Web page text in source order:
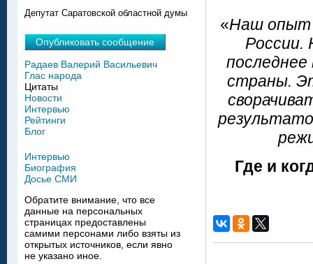
«Наш опыт
России.
страны.
Где и
Депутат Саратовской областной думы
Опубликовать сообщение
Радаев Валерий Васильевич
Глас народа
Цитаты
Новости
Интервью
Рейтинги
Блог
Интервью
Биография
Досье СМИ
Обратите внимание, что все
данные на персональных
страницах предоставлены
самими персонами либо взяты из
открытых источников, если явно
не указано иное.